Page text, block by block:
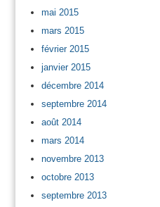
mai 2015
mars 2015
février 2015
janvier 2015
décembre 2014
septembre 2014
août 2014
mars 2014
novembre 2013
octobre 2013
septembre 2013